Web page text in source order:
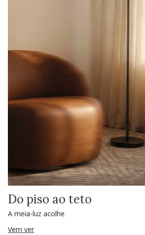
Do piso ao teto
A meia-luz acolhe
Vem ver